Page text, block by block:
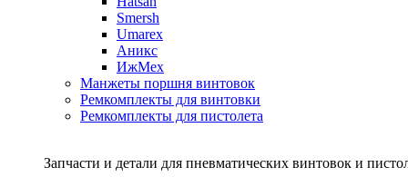
Smersh
Umarex
Аникс
ИжМех
Манжеты поршня винтовок
Ремкомплекты для винтовки
Ремкомплекты для пистолета
Запчасти и детали для пневматических винтовок и